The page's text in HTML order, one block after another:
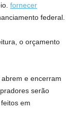
fornecer
federal.
o orçamento
e encerram
serão
em